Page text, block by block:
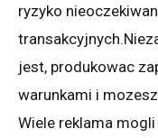
ryzyko
jest, produkowac
warunkami i
Wiele reklama